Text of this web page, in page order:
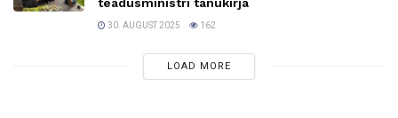
30. AUGUST 2025 162
LOAD MORE